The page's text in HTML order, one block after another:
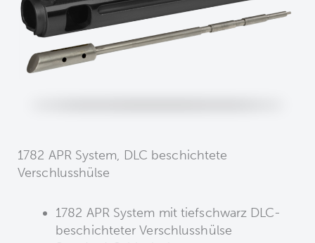
1782 APR System, DLC beschichtete
Verschlusshülse
1782 APR System mit tiefschwarz DLC-
beschichteter Verschlusshülse